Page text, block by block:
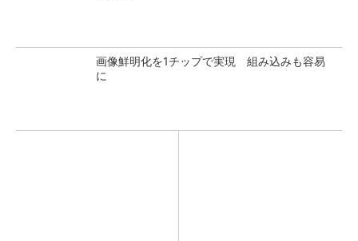
画像鮮明化を1チップで実現 組み込みも容易
に